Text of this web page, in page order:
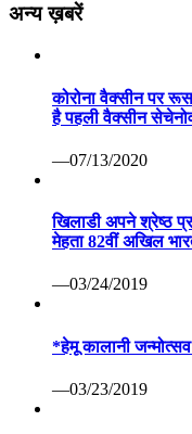
अन्य ख़बरें
कोरोना वैक्सीन पर
है पहली वैक्सीन
—07/13/2020
खिलाडी अपने श्रेष्ठ
मेहता 82वीं अखिल
—03/24/2019
*हेमू कालानी
—03/23/2019